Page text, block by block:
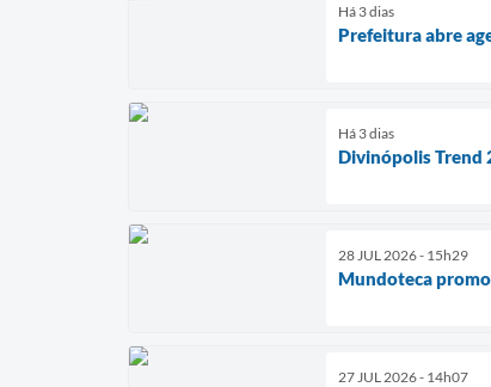
Há 3 dias
Prefeitura abre
Há 3 dias
Divinópolis Trend
28 JUL 2026 - 15h29
Mundoteca
27 JUL 2026 - 14h07